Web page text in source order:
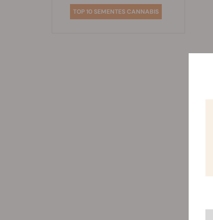
TOP 10 SEMENTES CANNABIS